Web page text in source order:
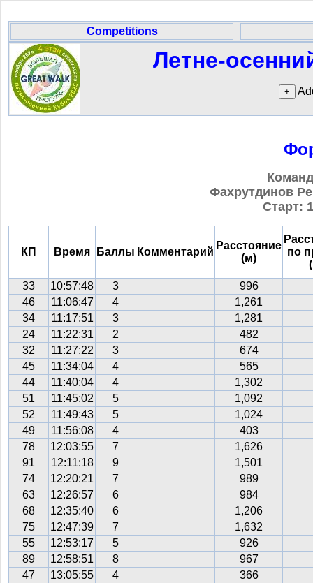
Competitions
Летне-
Фахрутдинов
Старт:
КП Время Баллы Комментарий
Расстояние
(м)
по
33
10:57:48 3
996
46
11:06:47 4
1,261
34
11:17:51 3
1,281
24
11:22:31 2
482
32
11:27:22 3
674
45
11:34:04 4
565
44
11:40:04 4
1,302
51
11:45:02 5
1,092
52
11:49:43 5
1,024
49
11:56:08 4
403
78
12:03:55 7
1,626
91
12:11:18 9
1,501
74
12:20:21 7
989
63
12:26:57 6
984
68
12:35:40 6
1,206
75
12:47:39 7
1,632
55
12:53:17 5
926
89
12:58:51 8
967
47
13:05:55 4
366